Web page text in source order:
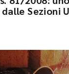
Sezioni